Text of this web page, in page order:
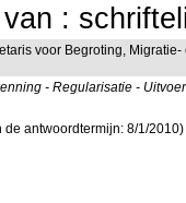
van :
voor Begroting,
- Regularisatie -
de antwoordtermijn: 8/1/2010)